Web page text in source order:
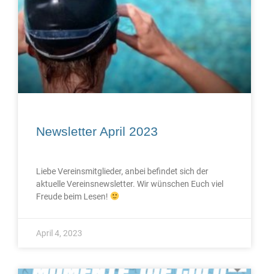
Newsletter April 2023
Liebe Vereinsmitglieder, anbei befindet sich der
aktuelle Vereinsnewsletter. Wir wünschen Euch viel
Freude beim Lesen!
April 4, 2023